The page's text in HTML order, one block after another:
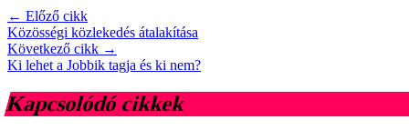
← Előző cikk
Közösségi közlekedés átalakítása
Következő cikk →
Ki lehet a Jobbik tagja és ki nem?
Kapcsolódó cikkek